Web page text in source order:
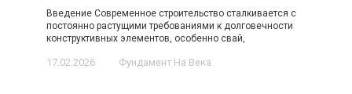
Введение Современное строительство сталкивается с
постоянно растущими требованиями к долговечности
конструктивных элементов, особенно свай,
17.02.2026 Фундамент На Века